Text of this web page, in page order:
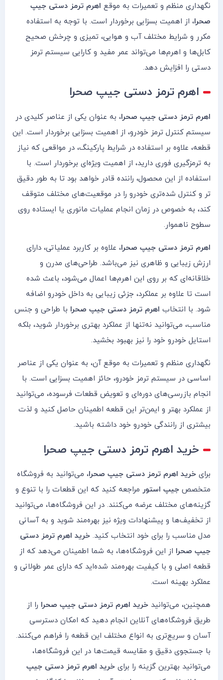
نگهداری منظم و تعمیرات به موقع اهرم ترمز دستی جیپ
صحرا، از اهمیت بسزایی برخوردار است. با توجه به استفاده
مکرر و شرایط مختلف آب و هوایی، تمیزی و چرخش صحیح
کابل‌ها و اهرم‌ها می‌تواند عمر مفید و کارایی سیستم ترمز
دستی را افزایش دهد.
اهرم ترمز دستی جیپ صحرا
اهرم ترمز دستی جیپ صحرا، به عنوان یکی از عناصر کلیدی در
سیستم کنترل ترمز خودرو، از اهمیت بسزایی برخوردار است. این
قطعه، علاوه بر استفاده در شرایط پارکینگ، در مواقعی که نیاز
به ترمزگیری فوری دارید، از اهمیت ویژه‌ای برخوردار است. با
استفاده از این محصول، راننده قادر خواهد بود تا به طور دقیق
تر و کنترل شده‌تری خودرو را در موقعیت‌های مختلف متوقف
کند، به خصوص در زمان انجام عملیات مانوری یا ایستاده روی
سطوح ناهموار.
اهرم ترمز دستی جیپ صحرا، علاوه بر کاربرد عملیاتی، دارای
ارزش زیبایی و ظاهری نیز می‌باشد. طراحی‌های مدرن و
خلاقانه‌ای که بر روی این اهرم‌ها اعمال می‌شود، باعث شده
است تا علاوه بر عملکرد، جزئی زیبایی به داخل خودرو اضافه
شود. با انتخاب اهرم ترمز دستی جیپ صحرا با طراحی و جنس
مناسب، می‌توانید نه‌تنها از عملکرد بهتری برخوردار شوید، بلکه
استایل خودرو خود را نیز بهبود بخشید.
نگهداری منظم و تعمیرات به موقع آن، به عنوان یکی از عناصر
اساسی در سیستم ترمز خودرو، حائز اهمیت بسزایی است. با
انجام بازرسی‌های دوره‌ای و تعویض قطعات فرسوده، می‌توانید
از عملکرد بهتر و ایمن‌تر این قطعه اطمینان حاصل کنید و لذت
بیشتری از رانندگی خودرو خود داشته باشید.
خرید اهرم ترمز دستی جیپ صحرا
برای خرید اهرم ترمز دستی جیپ صحرا، می‌توانید به فروشگاه‌
متخصص جیپ استور مراجعه کنید که این قطعات را با تنوع و
گزینه‌های مختلف عرضه می‌کنند. در این فروشگاه‌ها، می‌توانید
از تخفیف‌ها و پیشنهادات ویژه نیز بهره‌مند شوید و به آسانی
مدل مناسب را برای خود انتخاب کنید. خرید اهرم ترمز دستی
جیپ صحرا از این فروشگاه‌ها، به شما اطمینان می‌دهد که از
قطعه اصلی و با کیفیت بهره‌مند شده‌اید که دارای عمر طولانی و
عملکرد بهینه است.
همچنین، می‌توانید خرید اهرم ترمز دستی جیپ صحرا را از
طریق فروشگاه‌های آنلاین انجام دهید که امکان دسترسی
آسان و سریع‌تری به انواع مختلف این قطعه را فراهم می‌کنند.
با جستجوی دقیق و مقایسه قیمت‌ها در این فروشگاه‌ها،
می‌توانید بهترین گزینه را برای خرید اهرم ترمز دستی جیپ